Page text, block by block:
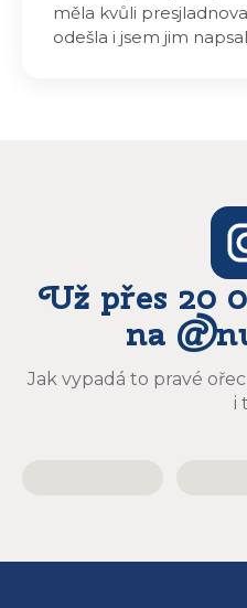
měla kvůli
odešla i jsem jim
Už přes 20
na
Jak vypadá to pravé
i